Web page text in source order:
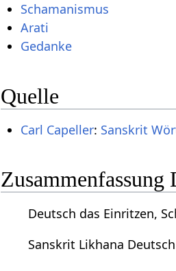
Schamanismus
Arati
Gedanke
Quelle
Carl Capeller: Sanskrit
Zusammenfassung
Deutsch das Einritzen,
Sanskrit Likhana